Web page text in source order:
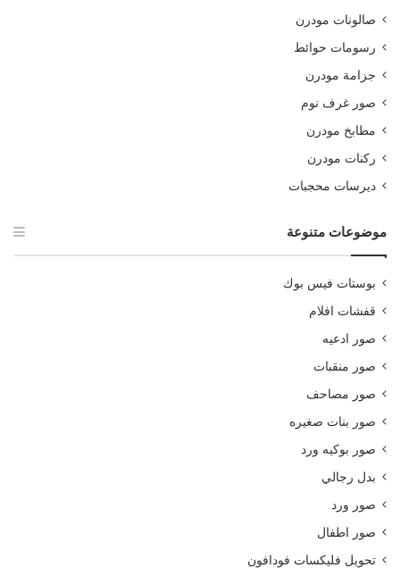
صالونات مودرن
رسومات حوائط
جزامة مودرن
صور غرف نوم
مطابخ مودرن
ركنات مودرن
ديرسات محجبات
موضوعات متنوعة
بوستات فيس بوك
قفشات افلام
صور ادعيه
صور منقبات
صور مصاحف
صور بنات صغيره
صور بوكيه ورد
بدل رجالي
صور ورد
صور اطفال
تحويل فليكسات فودافون